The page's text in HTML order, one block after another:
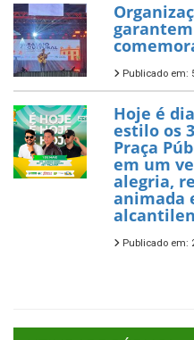
garantem
Publicado em:
Hoje é
estilo os
Praça
em um
alegria,
animada
Publicado em: